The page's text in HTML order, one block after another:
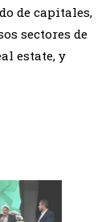
de capitales,
sectores de
estate, y